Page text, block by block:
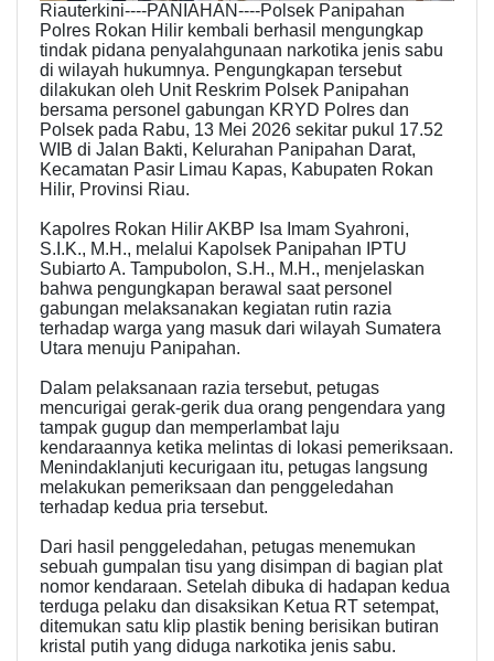
Riauterkini----PANIAHAN----Polsek Panipahan
Polres Rokan Hilir kembali berhasil mengungkap
tindak pidana penyalahgunaan narkotika jenis sabu
di wilayah hukumnya. Pengungkapan tersebut
dilakukan oleh Unit Reskrim Polsek Panipahan
bersama personel gabungan KRYD Polres dan
Polsek pada Rabu, 13 Mei 2026 sekitar pukul 17.52
WIB di Jalan Bakti, Kelurahan Panipahan Darat,
Kecamatan Pasir Limau Kapas, Kabupaten Rokan
Hilir, Provinsi Riau.
Kapolres Rokan Hilir AKBP Isa Imam Syahroni,
S.I.K., M.H., melalui Kapolsek Panipahan IPTU
Subiarto A. Tampubolon, S.H., M.H., menjelaskan
bahwa pengungkapan berawal saat personel
gabungan melaksanakan kegiatan rutin razia
terhadap warga yang masuk dari wilayah Sumatera
Utara menuju Panipahan.
Dalam pelaksanaan razia tersebut, petugas
mencurigai gerak-gerik dua orang pengendara yang
tampak gugup dan memperlambat laju
kendaraannya ketika melintas di lokasi pemeriksaan.
Menindaklanjuti kecurigaan itu, petugas langsung
melakukan pemeriksaan dan penggeledahan
terhadap kedua pria tersebut.
Dari hasil penggeledahan, petugas menemukan
sebuah gumpalan tisu yang disimpan di bagian plat
nomor kendaraan. Setelah dibuka di hadapan kedua
terduga pelaku dan disaksikan Ketua RT setempat,
ditemukan satu klip plastik bening berisikan butiran
kristal putih yang diduga narkotika jenis sabu.